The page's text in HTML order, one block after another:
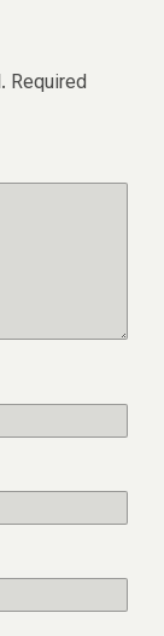
Required